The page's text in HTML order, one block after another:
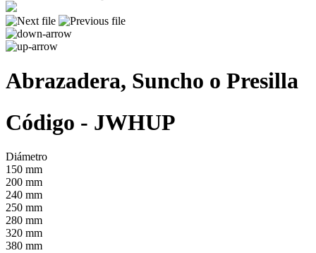
Abrazadera, Suncho o Presilla
Código - JWHUP
Diámetro
150 mm
200 mm
240 mm
250 mm
280 mm
320 mm
380 mm